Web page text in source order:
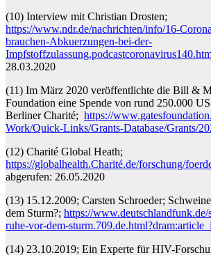
(10) Interview mit Christian Drosten;
https://www.ndr.de/nachrichten/info/16-
brauchen-Abkuerzungen-bei-der-
28.03.2020
(11) Im März 2020 veröffentlichte die Bill &
Foundation eine Spende von rund 250.000
Berliner Charité; https://
Work/Quick-Links/Grants-Database/Grants/
(12) Charité Global Heath;
https://globalhealth.Charité.de/forschung/
abgerufen: 26.05.2020
(13) 15.12.2009; Carsten Schroeder;
dem Sturm?; https://
ruhe-vor-dem-
(14) 23.10.2019; Ein Experte für HIV-